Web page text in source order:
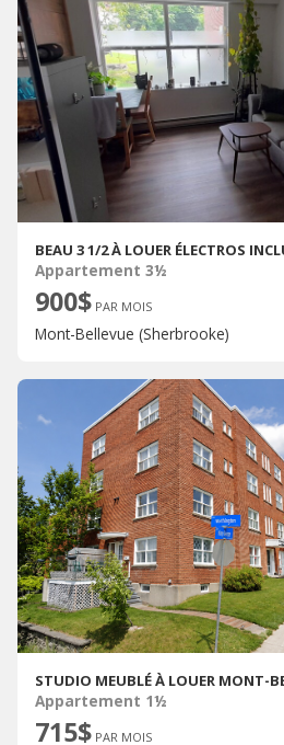
BEAU 3 1/2 À LOUER ÉLECTROS
Appartement 3½
900$ PAR MOIS
Mont-Bellevue (Sherbrooke)
STUDIO MEUBLÉ À LOUER MONT-
Appartement 1½
715$ PAR MOIS